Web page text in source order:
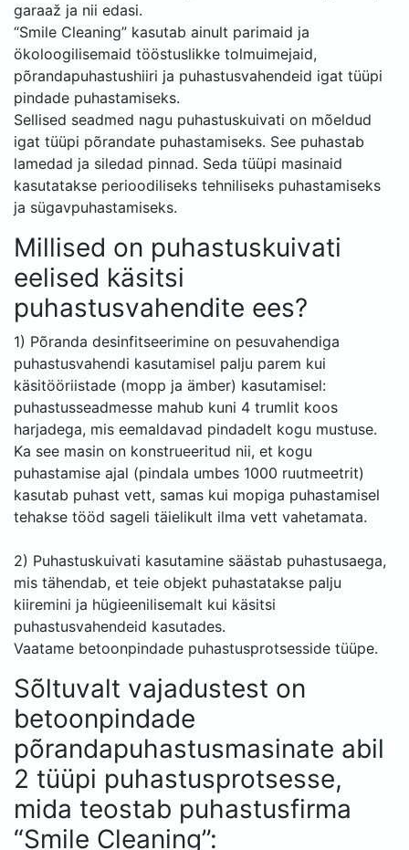
garaaž ja nii edasi.
“Smile Cleaning” kasutab ainult parimaid ja
ökoloogilisemaid tööstuslikke tolmuimejaid,
põrandapuhastushiiri ja puhastusvahendeid igat tüüpi
pindade puhastamiseks.
Sellised seadmed nagu puhastuskuivati ​​on mõeldud
igat tüüpi põrandate puhastamiseks. See puhastab
lamedad ja siledad pinnad. Seda tüüpi masinaid
kasutatakse perioodiliseks tehniliseks puhastamiseks
ja sügavpuhastamiseks.
Millised on puhastuskuivati ​​
eelised käsitsi
puhastusvahendite ees?
1) Põranda desinfitseerimine on pesuvahendiga
puhastusvahendi kasutamisel palju parem kui
käsitööriistade (mopp ja ämber) kasutamisel:
puhastusseadmesse mahub kuni 4 trumlit koos
harjadega, mis eemaldavad pindadelt kogu mustuse.
Ka see masin on konstrueeritud nii, et kogu
puhastamise ajal (pindala umbes 1000 ruutmeetrit)
kasutab puhast vett, samas kui mopiga puhastamisel
tehakse tööd sageli täielikult ilma vett vahetamata.
2) Puhastuskuivati ​​kasutamine säästab puhastusaega,
mis tähendab, et teie objekt puhastatakse palju
kiiremini ja hügieenilisemalt kui käsitsi
puhastusvahendeid kasutades.
Vaatame betoonpindade puhastusprotsesside tüüpe.
Sõltuvalt vajadustest on
betoonpindade
põrandapuhastusmasinate abil
2 tüüpi puhastusprotsesse,
mida teostab puhastusfirma
“Smile Cleaning”: